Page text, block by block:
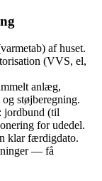
af huset.
(VVS, el,
anlæg,
støjberegning.
jordbund (til
for udedel.
klar færdigdato.
— få